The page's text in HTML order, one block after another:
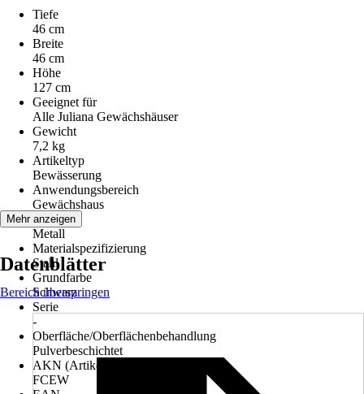
Tiefe
46 cm
Breite
46 cm
Höhe
127 cm
Geeignet für
Alle Juliana Gewächshäuser
Gewicht
7,2 kg
Artikeltyp
Bewässerung
Anwendungsbereich
Gewächshaus
Material
Metall
Materialspezifizierung
Stahl
Grundfarbe
Schwarz
Serie
-
Oberfläche/Oberflächenbehandlung
Pulverbeschichtet
AKN (Artikelkurznummer)
FCEW
Mehr anzeigen
Datenblätter
Bereich überspringen